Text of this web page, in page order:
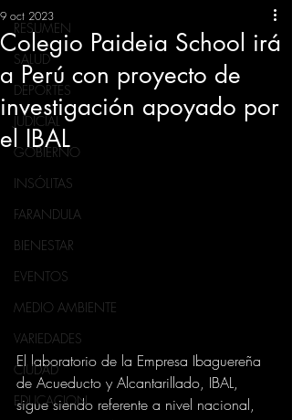
RESUMEN
SALUD
DEPORTES
JUDICIAL
GOBIERNO
INSÓLITAS
FARANDULA
BIENESTAR
EVENTOS
MEDIO AMBIENTE
VARIEDADES
CIUDAD
EDUCACION
Colegio Paideia School irá
a Perú con proyecto de
investigación apoyado por
el IBAL
9 oct 2023
El laboratorio de la Empresa Ibaguereña
de Acueducto y Alcantarillado, IBAL,
sigue siendo referente a nivel nacional,